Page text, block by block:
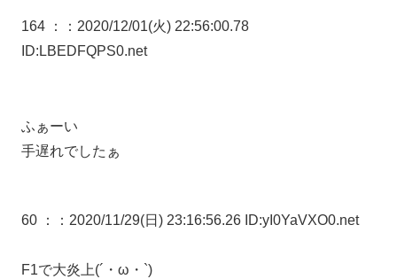
164 ：
：2020/12/01(火) 22:56:00.78
ID:LBEDFQPS0.net
ふぁーい
手遅れでしたぁ
60 ： ：2020/11/29(日) 23:16:56.26 ID:yI0YaVXO0.net
F1で大炎上(´・ω・`)